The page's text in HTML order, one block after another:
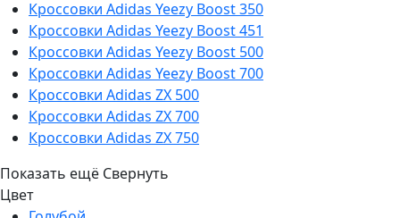
Кроссовки Adidas Yeezy Boost 350
Кроссовки Adidas Yeezy Boost 451
Кроссовки Adidas Yeezy Boost 500
Кроссовки Adidas Yeezy Boost 700
Кроссовки Adidas ZX 500
Кроссовки Adidas ZX 700
Кроссовки Adidas ZX 750
Показать ещё Свернуть
Цвет